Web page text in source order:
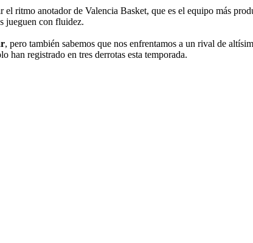
ritmo anotador de Valencia Basket, que es el equipo más
jueguen con fluidez.
, pero también sabemos que nos enfrentamos a un rival de
han registrado en tres derrotas esta temporada.